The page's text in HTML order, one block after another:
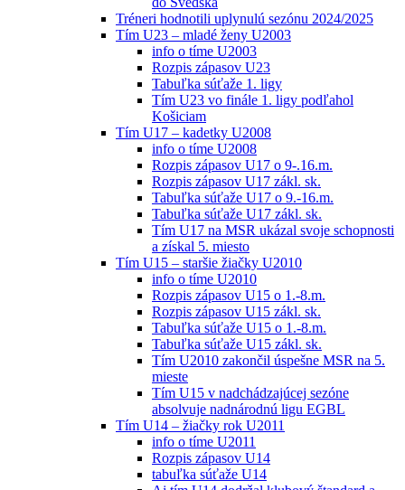
Tréneri hodnotili uplynulú sezónu 2024/2025
Tím U23 – mladé ženy U2003
info o tíme U2003
Rozpis zápasov U23
Tabuľka súťaže 1. ligy
Tím U23 vo finále 1. ligy podľahol
Košiciam
Tím U17 – kadetky U2008
info o tíme U2008
Rozpis zápasov U17 o 9-.16.m.
Rozpis zápasov U17 zákl. sk.
Tabuľka súťaže U17 o 9.-16.m.
Tabuľka súťaže U17 zákl. sk.
Tím U17 na MSR ukázal svoje schopnosti
a získal 5. miesto
Tím U15 – staršie žiačky U2010
info o tíme U2010
Rozpis zápasov U15 o 1.-8.m.
Rozpis zápasov U15 zákl. sk.
Tabuľka súťaže U15 o 1.-8.m.
Tabuľka súťaže U15 zákl. sk.
Tím U2010 zakončil úspešne MSR na 5.
mieste
Tím U15 v nadchádzajúcej sezóne
absolvuje nadnárodnú ligu EGBL
Tím U14 – žiačky rok U2011
info o tíme U2011
Rozpis zápasov U14
tabuľka súťaže U14